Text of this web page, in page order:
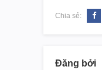
Chia sẻ:
Đăng bởi